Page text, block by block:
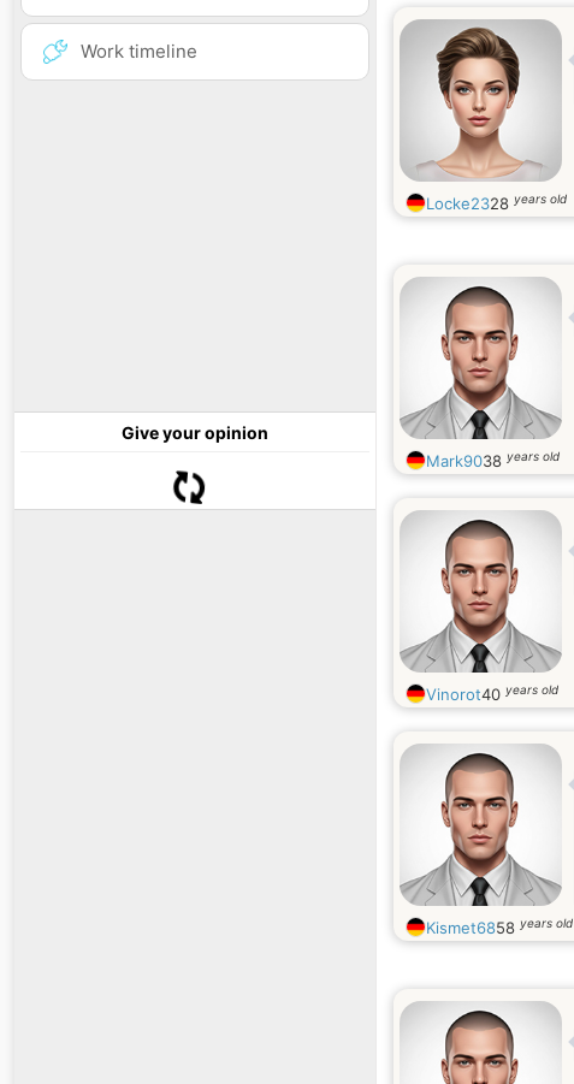
Work timeline
Give your opinion
Locke2328 years old
Mark9038 years old
Vinorot40 years old
Kismet6858 years old